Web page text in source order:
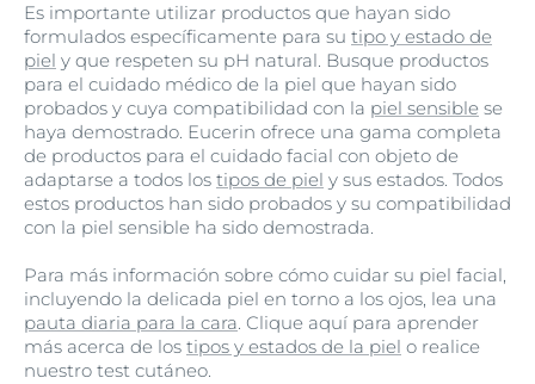
suciedad, el sudor, el sebo, el
maquillaje y la protección solar y
preparará su piel para captar los
beneficios de los componentes
activos de sus productos para el
cuidado de noche.
Es importante utilizar productos que hayan sido
formulados específicamente para su tipo y estado de
piel y que respeten su pH natural. Busque productos
para el cuidado médico de la piel que hayan sido
probados y cuya compatibilidad con la piel sensible se
haya demostrado. Eucerin ofrece una gama completa
de productos para el cuidado facial con objeto de
adaptarse a todos los tipos de piel y sus estados. Todos
estos productos han sido probados y su compatibilidad
con la piel sensible ha sido demostrada.
Para más información sobre cómo cuidar su piel facial,
incluyendo la delicada piel en torno a los ojos, lea una
pauta diaria para la cara. Clique aquí para aprender
más acerca de los tipos y estados de la piel o realice
nuestro test cutáneo.